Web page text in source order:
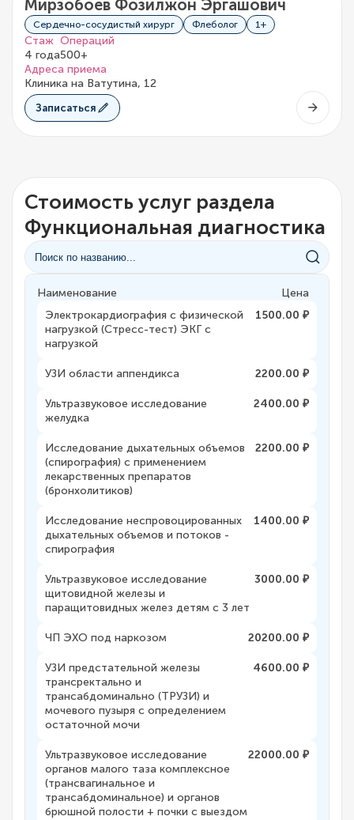
Мирзобоев Фозилжон Эргашович
Сердечно-сосудистый хирург Флеболог 1+
Стаж
4 года
Операций
500+
Адреса приема
Клиника на Ватутина, 12
Записаться
Стоимость услуг раздела
Функциональная диагностика
Наименование
Цена
Электрокардиография с физической
нагрузкой (Стресс-тест) ЭКГ с
нагрузкой
1500.00 ₽
УЗИ области аппендикса 2200.00 ₽
Ультразвуковое исследование
желудка
2400.00 ₽
Исследование дыхательных объемов
(спирография) с применением
лекарственных препаратов
(бронхолитиков)
2200.00 ₽
Исследование неспровоцированных
дыхательных объемов и потоков -
спирография
1400.00 ₽
Ультразвуковое исследование
щитовидной железы и
паращитовидных желез детям с 3 лет
3000.00 ₽
ЧП ЭХО под наркозом 20200.00 ₽
УЗИ предстательной железы
трансректально и
трансабдоминально (ТРУЗИ) и
мочевого пузыря с определением
остаточной мочи
4600.00 ₽
Ультразвуковое исследование
органов малого таза комплексное
(трансвагинальное и
трансабдоминальное) и органов
брюшной полости + почки с выездом
22000.00 ₽